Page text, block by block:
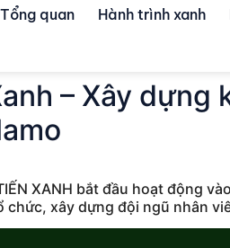
Tổng quan Hành trình xanh
– Xây dựng
XANH bắt đầu hoạt động
chức, xây dựng đội ngũ nhân